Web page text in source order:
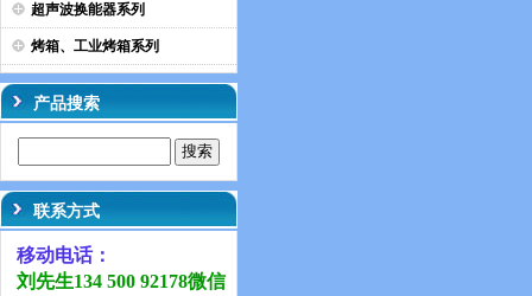
超声波换能器系列
烤箱、工业烤箱系列
产品搜索
联系方式
移动电话：
刘先生134 500 92178微信